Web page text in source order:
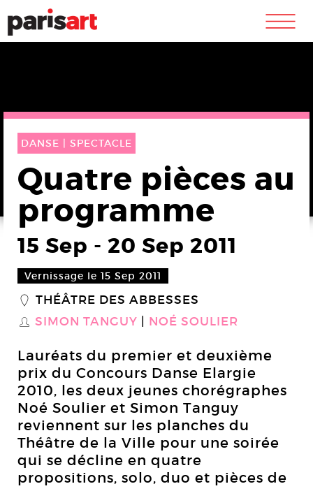
m
DANSE | SPECTACLE
Quatre pièces au
programme
15 Sep - 20 Sep 2011
Vernissage le 15 Sep 2011
_ THÉÂTRE DES ABBESSES
S SIMON TANGUY NOÉ SOULIER
Lauréats du premier et deuxième
prix du Concours Danse Elargie
2010, les deux jeunes chorégraphes
Noé Soulier et Simon Tanguy
reviennent sur les planches du
Théâtre de la Ville pour une soirée
qui se décline en quatre
propositions, solo, duo et pièces de